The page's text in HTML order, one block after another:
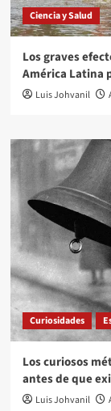
Ciencia y Salud
Los graves
América Latina
Luis Johvanil
Curiosidades
Los curiosos
antes de que
Luis Johvanil